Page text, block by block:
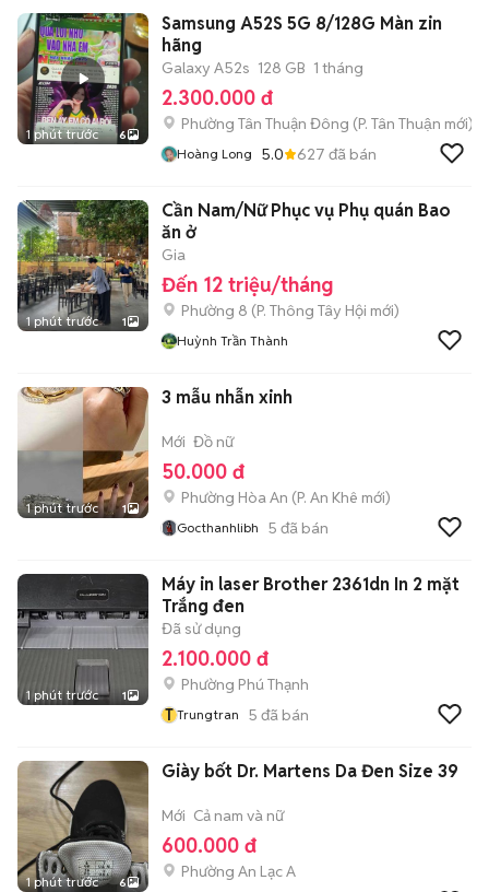
1 phút trước 6
Samsung A52S 5G 8/128G Màn zin
hãng
Galaxy A52s 128 GB 1 tháng
2.300.000 đ
Phường Tân Thuận Đông (P. Tân Thuận mới)
Hoàng Long 5.0 627 đã bán
1 phút trước 1
Cần Nam/Nữ Phục vụ Phụ quán Bao
ăn ở
Gia
Đến 12 triệu/tháng
Phường 8 (P. Thông Tây Hội mới)
Huỳnh Trần Thành
1 phút trước 1
3 mẫu nhẫn xinh
Mới Đồ nữ
50.000 đ
Phường Hòa An (P. An Khê mới)
Gocthanhlibh 5 đã bán
1 phút trước 1
Máy in laser Brother 2361dn In 2 mặt
Trắng đen
Đã sử dụng
2.100.000 đ
Phường Phú Thạnh
T Trungtran 5 đã bán
1 phút trước 6
Giày bốt Dr. Martens Da Đen Size 39
Mới Cả nam và nữ
600.000 đ
Phường An Lạc A